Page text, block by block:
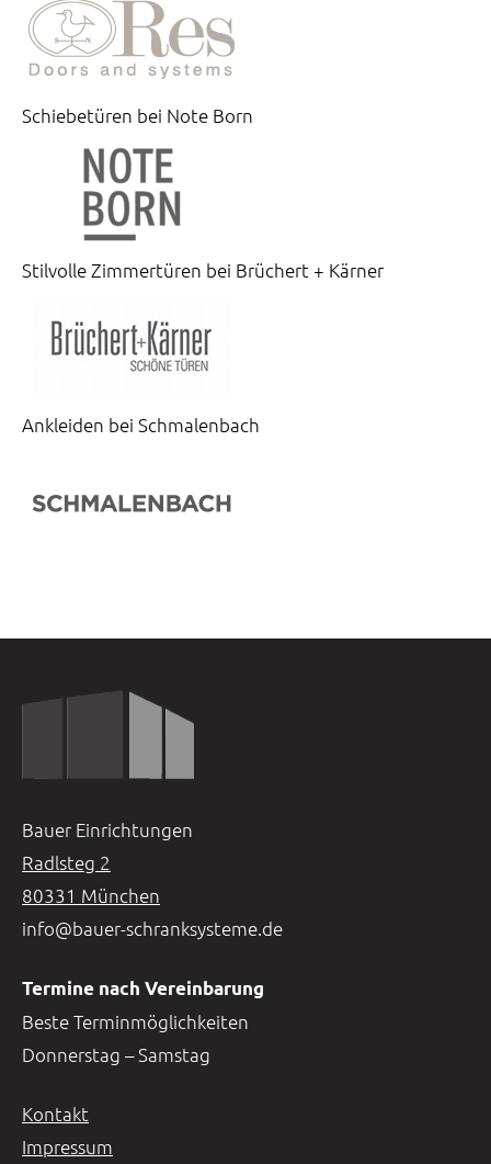
Schiebetüren bei Note Born
Stilvolle Zimmertüren bei Brüchert + Kärner
Ankleiden bei Schmalenbach
Bauer Einrichtungen
Radlsteg 2
80331 München
info@bauer-schranksysteme.de
Termine nach Vereinbarung
Beste Terminmöglichkeiten
Donnerstag – Samstag
Kontakt
Impressum